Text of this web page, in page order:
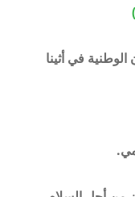
)
في أثينا
.